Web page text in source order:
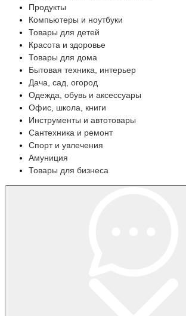
Продукты
Компьютеры и ноутбуки
Товары для детей
Красота и здоровье
Товары для дома
Бытовая техника, интерьер
Дача, сад, огород
Одежда, обувь и аксессуары
Офис, школа, книги
Инструменты и автотовары
Сантехника и ремонт
Спорт и увлечения
Амуниция
Товары для бизнеса